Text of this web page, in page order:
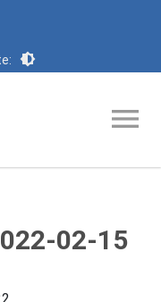
brightness_6
menu
02-15